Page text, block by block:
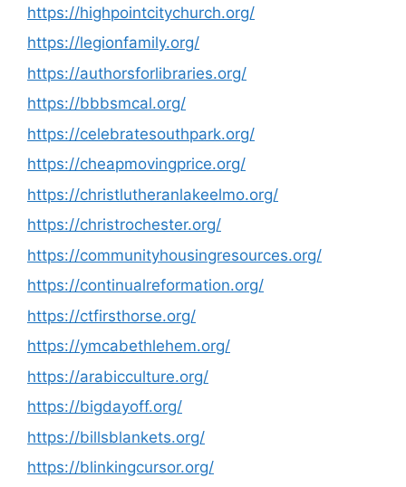
https://highpointcitychurch.org/
https://legionfamily.org/
https://authorsforlibraries.org/
https://bbbsmcal.org/
https://celebratesouthpark.org/
https://cheapmovingprice.org/
https://christlutheranlakeelmo.org/
https://christrochester.org/
https://communityhousingresources.org/
https://continualreformation.org/
https://ctfirsthorse.org/
https://ymcabethlehem.org/
https://arabicculture.org/
https://bigdayoff.org/
https://billsblankets.org/
https://blinkingcursor.org/